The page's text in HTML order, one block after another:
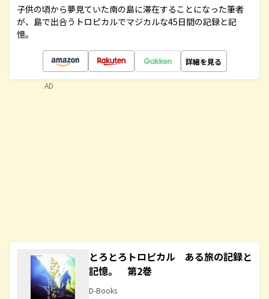
子供の頃から夢見ていた南の島に滞在することになった筆者
が、島で出合うトロピカルでマジカルな45日間の記録と記
憶。
詳細を見る
とろとろトロピカル ある旅の記録と
記憶。 第2巻
D-Books
AD